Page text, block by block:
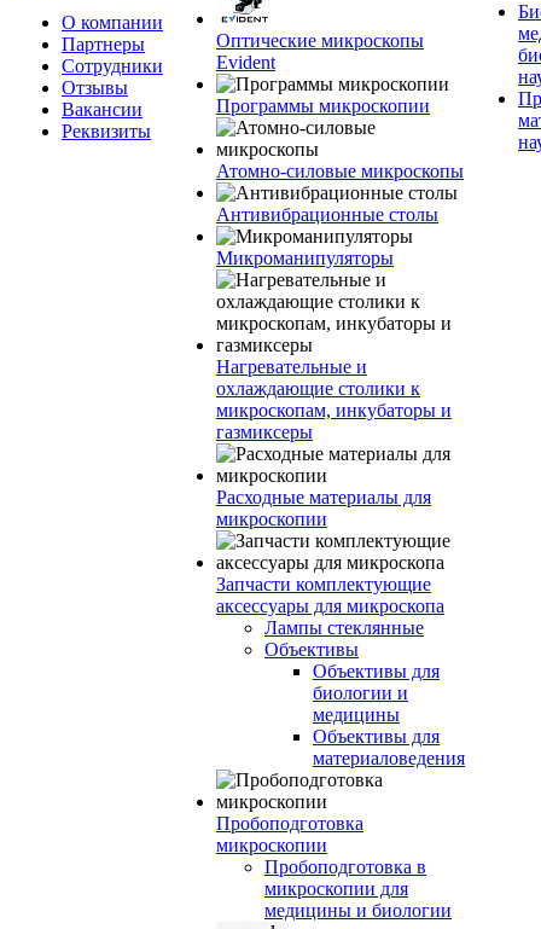
О компании
Партнеры
Сотрудники
Отзывы
Вакансии
Реквизиты
Оптические микроскопы
Evident
Программы микроскопии
Атомно-силовые микроскопы
Антивибрационные столы
Микроманипуляторы
Нагревательные и
охлаждающие столики к
микроскопам, инкубаторы и
газмиксеры
Расходные материалы для
микроскопии
Запчасти комплектующие
аксессуары для микроскопа
Лампы стеклянные
Объективы
Объективы для
биологии и
медицины
Объективы для
материаловедения
Пробоподготовка
микроскопии
Пробоподготовка в
микроскопии для
медицины и биологии